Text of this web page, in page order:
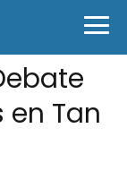
en Tan